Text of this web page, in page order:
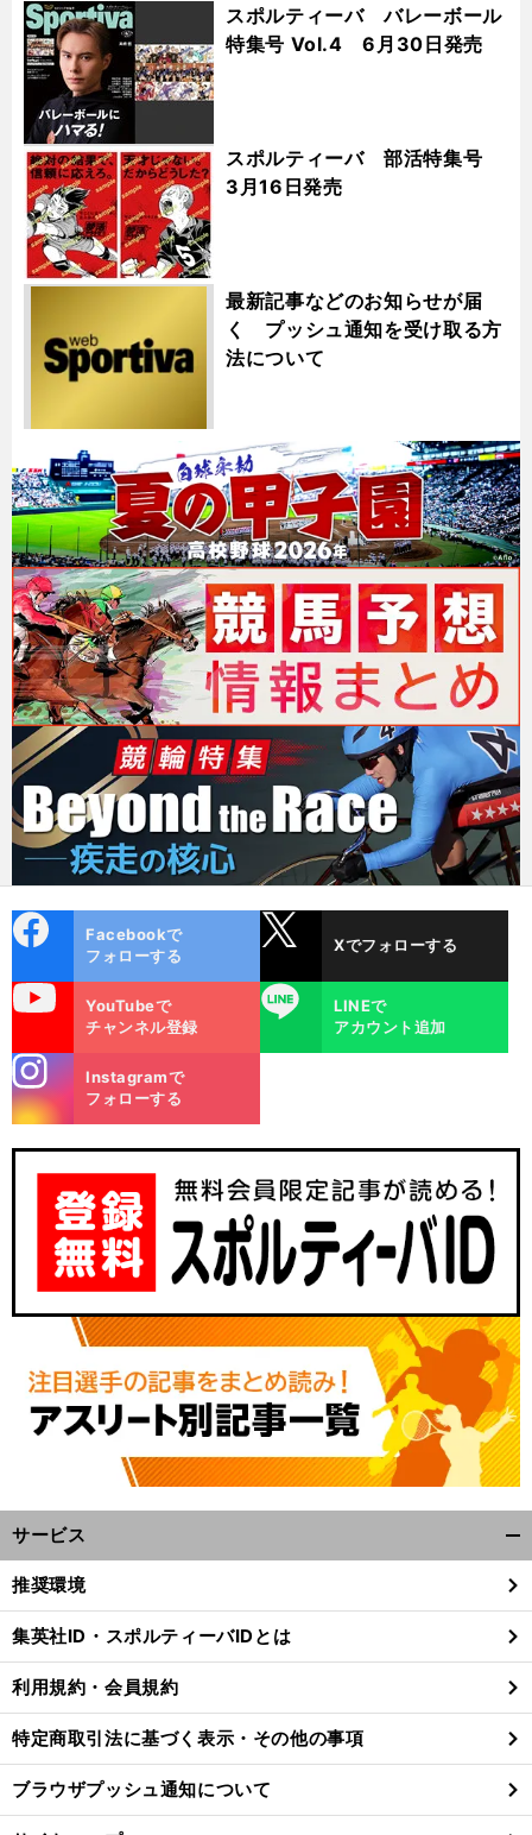
スポルティーバ バレーボール
特集号 Vol.4 6月30日発売
スポルティーバ 部活特集号
3月16日発売
最新記事などのお知らせが届
く プッシュ通知を受け取る方
法について
ok
Facebookで
フォローする
Xでフォローする
YouTubeで
チャンネル登録
LINE
LINEで
アカウント追加
m
Instagramで
フォローする
サービス
閉
る
推奨環境
集英社ID・スポルティーバIDとは
利用規約・会員規約
特定商取引法に基づく表示・その他の事項
ブラウザプッシュ通知について